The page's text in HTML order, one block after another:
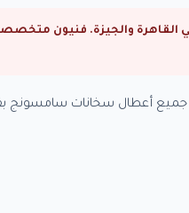
أعطال سخانات سامسونج